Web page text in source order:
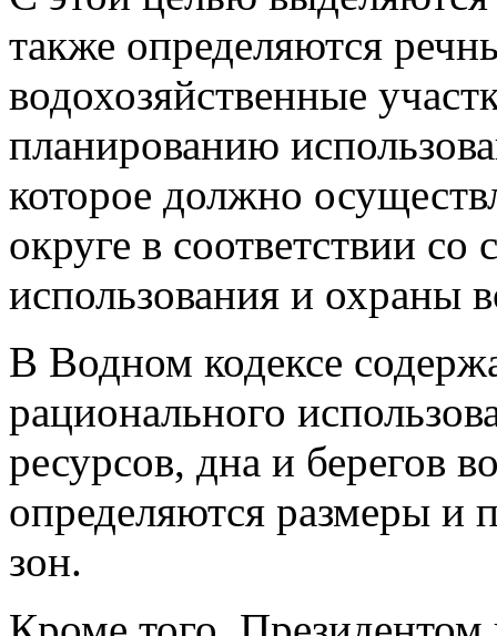
также определяются
водохозяйственные
планированию
которое должно
округе в соответствии
использования и охраны
В Водном кодексе
рационального
ресурсов, дна и берегов
определяются размеры и
зон.